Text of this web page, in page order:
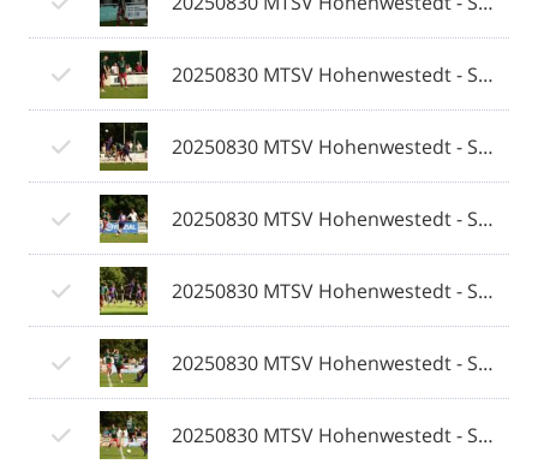
20250830 MTSV Hohenwestedt - SV Eichede © 2025 Olaf Wegerich_013.jpg
20250830 MTSV Hohenwestedt - SV Eichede © 2025 Olaf Wegerich_014.jpg
20250830 MTSV Hohenwestedt - SV Eichede © 2025 Olaf Wegerich_015.jpg
20250830 MTSV Hohenwestedt - SV Eichede © 2025 Olaf Wegerich_016.jpg
20250830 MTSV Hohenwestedt - SV Eichede © 2025 Olaf Wegerich_017.jpg
20250830 MTSV Hohenwestedt - SV Eichede © 2025 Olaf Wegerich_018.jpg